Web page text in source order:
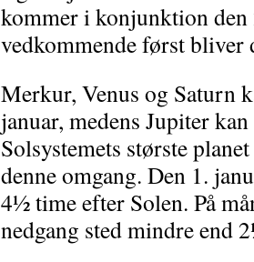
kommer i konjunktion den
vedkommende først bliver
Merkur, Venus og Saturn
januar, medens Jupiter
Solsystemets største
denne omgang. Den 1.
4½ time efter Solen. På
nedgang sted mindre end